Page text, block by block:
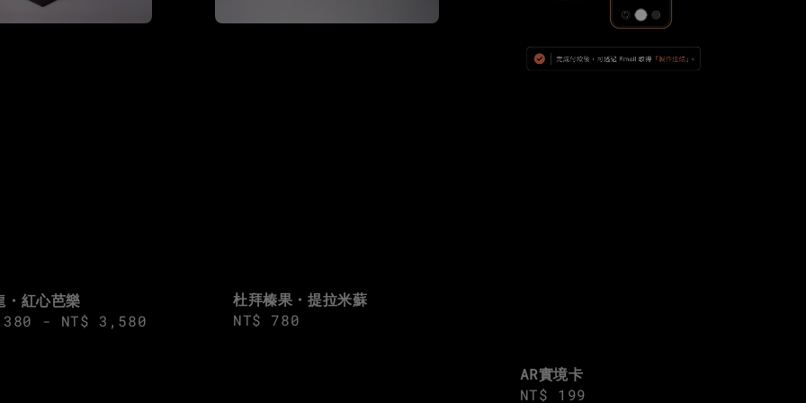
・紅心芭樂
- NT$ 3,580
杜拜榛果・提拉米蘇
Regular
NT$ 780
AR實境卡
Regular
NT$ 199